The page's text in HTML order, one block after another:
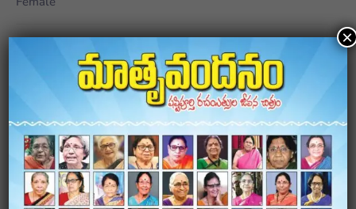
Mahabubnagar
Awards
1.స్త్రీ శక్తి పురస్కారం 2.ఉగాది పురస్కారం 3.గురుబ్రహ్మ పురస్కారం 4.
ఉత్తమ రచయిత్రి పురస్కారం 5.జిల్లా ఉత్తమ ఉపాధ్యాయిని అవార్డ్
×